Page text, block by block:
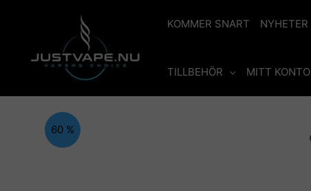
KOMMER SNART NYHETER
TILLBEHÖR MITT KONTO
60 %